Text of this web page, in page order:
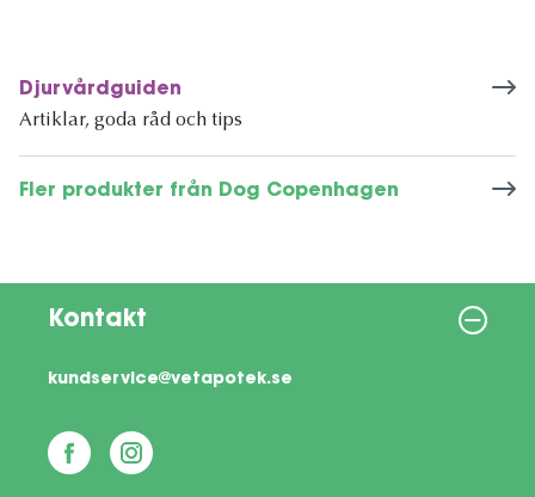
Djurvårdguiden
Artiklar, goda råd och tips
Fler produkter från Dog Copenhagen
Kontakt
kundservice@vetapotek.se